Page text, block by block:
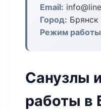
Email:
Город: Брянск
Режим
Санузлы
работы в